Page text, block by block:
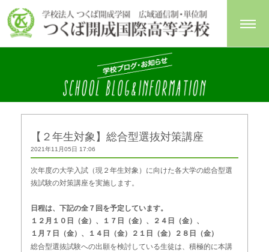
【２年生対象】総合型選抜対策講座
2021年11月05日 17:06
次年度の大学入試（現２年生対象）に向けた各大学の総合型選
抜試験の対策講座を実施します。
日程は、下記の全７回を予定しています。
１２月１０日（金）、１７日（金）、２４日（金）、
１月７日（金）、１４日（金）２１日（金）２８日（金）
総合型選抜試験への出願を検討している生徒は、積極的に本講